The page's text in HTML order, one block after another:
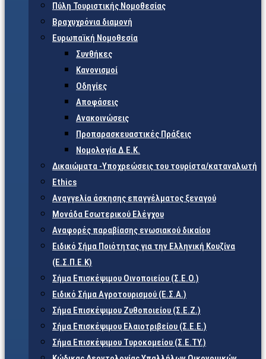
Πύλη Τουριστικής Νομοθεσίας
Βραχυχρόνια διαμονή
Ευρωπαϊκή Νομοθεσία
Συνθήκες
Κανονισμοί
Οδηγίες
Αποφάσεις
Ανακοινώσεις
Προπαρασκευαστικές Πράξεις
Νομολογία Δ.Ε.Κ.
Δικαιώματα -Υποχρεώσεις του τουρίστα/καταναλωτή
Ethics
Αναγγελία άσκησης επαγγέλματος ξεναγού
Μονάδα Εσωτερικού Ελέγχου
Αναφορές παραβίασης ενωσιακού δικαίου
Ειδικό Σήμα Ποιότητας για την Ελληνική Κουζίνα
(Ε.Σ.Π.Ε.Κ)
Σήμα Επισκέψιμου Οινοποιείου (Σ.Ε.Ο.)
Ειδικό Σήμα Αγροτουρισμού (Ε.Σ.Α.)
Σήμα Επισκέψιμου Ζυθοποιείου (Σ.Ε.Ζ.)
Σήμα Επισκέψιμου Ελαιοτριβείου (Σ.Ε.Ε.)
Σήμα Επισκέψιμου Τυροκομείου (Σ.Ε.TY.)